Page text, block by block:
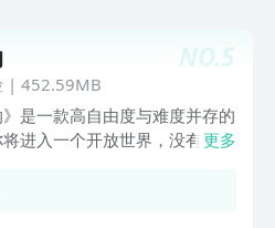
能变强与传统放置类游戏不
逍遥》独创真实挂机玩法，即
，也会产出对应收益，同时可以
线玩家产生实时交互。三、千人
漫漫吾道不孤挂机并不等于单
交不同仙友、道侣、同门，一
NO.5
| 452.59MB
》是一款高自由度与难度并存的
进入一个开放世界，没有一键
是不断探索和开拓的自由人
更多